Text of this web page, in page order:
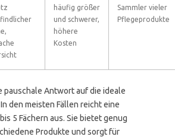
häufig größer
und schwerer,
höhere
Kosten
Sammler vieler
Pflegeprodukte
pauschale Antwort auf die ideale
den meisten Fällen reicht eine
5 Fächern aus. Sie bietet genug
Produkte und sorgt für